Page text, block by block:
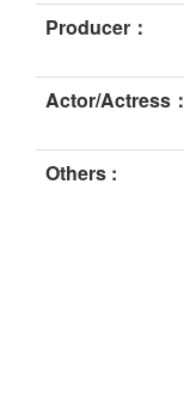
Producer：
Actor/Actress：
Others :